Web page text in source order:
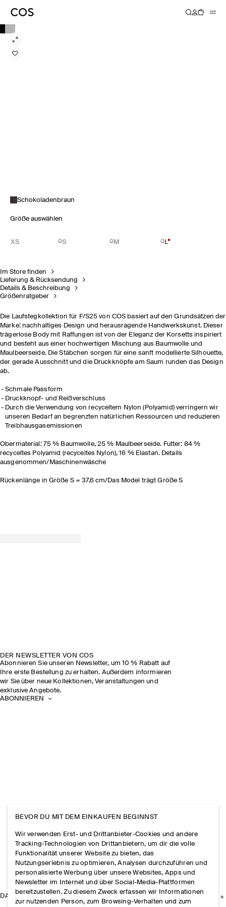
Schokoladenbraun
Größe auswählen
XS S M L
Im Store finden
Lieferung & Rücksendung
Details & Beschreibung
Größenratgeber
Die Laufstegkollektion für F/S25 von COS basiert auf den Grundsätzen der
Marke: nachhaltiges Design und herausragende Handwerkskunst.​ Dieser
trägerlose Body mit Raffungen ist von der Eleganz der Korsetts inspiriert
und besteht aus einer hochwertigen Mischung aus Baumwolle und
Maulbeerseide. Die Stäbchen sorgen für eine sanft modellierte Silhouette,
der gerade Ausschnitt und die Druckknöpfe am Saum runden das Design
ab.
Schmale Passform
Druckknopf- und Reißverschluss
Durch die Verwendung von recyceltem Nylon (Polyamid) verringern wir
unseren Bedarf an begrenzten natürlichen Ressourcen und reduzieren
Treibhausgasemissionen
Obermaterial: 75 % Baumwolle, 25 % Maulbeerseide. Futter: 84 %
recyceltes Polyamid (recyceltes Nylon), 16 % Elastan. Details
ausgenommen/Maschinenwäsche
Rückenlänge in Größe S = 37,6 cm/Das Model trägt Größe S
DER NEWSLETTER VON COS
Abonnieren Sie unseren Newsletter, um 10 % Rabatt auf
Ihre erste Bestellung zu erhalten. Außerdem informieren
wir Sie über neue Kollektionen, Veranstaltungen und
exklusive Angebote.
ABONNIEREN
DAS UNTERNEHMEN
BEVOR DU MIT DEM EINKAUFEN BEGINNST
Wir verwenden Erst- und Drittanbieter-Cookies und andere
Tracking-Technologien von Drittanbietern, um dir die volle
Funktionalität unserer Website zu bieten, das
Nutzungserlebnis zu optimieren, Analysen durchzuführen und
personalisierte Werbung über unsere Websites, Apps und
Newsletter im Internet und über Social-Media-Plattformen
bereitzustellen. Zu diesem Zweck erfassen wir Informationen
zur nutzenden Person, zum Browsing-Verhalten und zum